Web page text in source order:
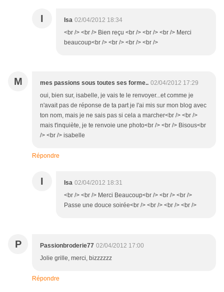
I Isa 02/04/2012 18:34
<br /> <br /> Bien reçu <br /> <br /> <br /> Merci
beaucoup<br /> <br /> <br /> <br />
M mes passions sous toutes ses forme.. 02/04/2012 17:29
oui, bien sur, isabelle, je vais te le renvoyer...et comme je
n'avait pas de réponse de ta part je l'ai mis sur mon blog avec
ton nom, mais je ne sais pas si cela a marcher<br /> <br />
mais t'inquiète, je te renvoie une photo<br /> <br /> Bisous<br
/> <br /> isabelle
Répondre
I Isa 02/04/2012 18:31
<br /> <br /> Merci Beaucoup<br /> <br /> <br />
Passe une douce soirée<br /> <br /> <br /> <br />
P Passionbroderie77 02/04/2012 17:00
Jolie grille, merci, bizzzzzz
Répondre